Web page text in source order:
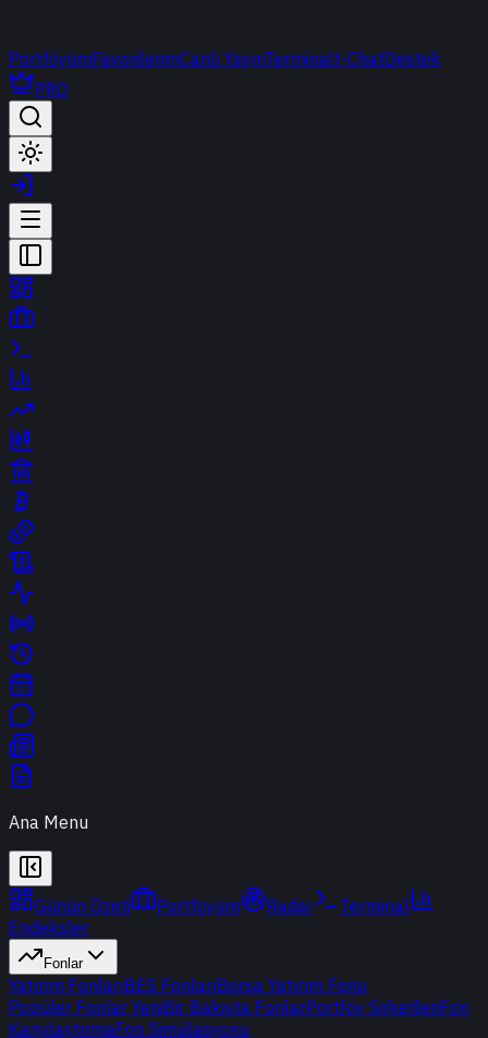
PortföyümFavorilerimCanlı YayınTerminalt-ChatDestek
PRO
Ana Menu
Günün Özeti Portföyüm Radar
Terminal
Endeksler
Fonlar
Yatırım FonlarıBES FonlarıBorsa Yatırım Fonu
Popüler Fonlar YeniBir Bakışta FonlarPortföy ŞirketleriFon
KarşılaştırmaFon Simülasyonu